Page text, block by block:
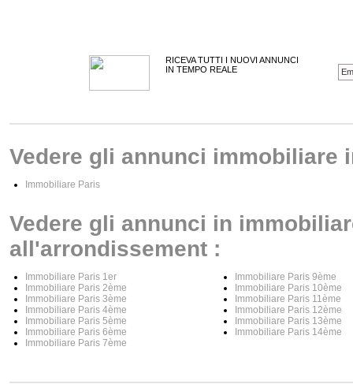
RICEVA TUTTI I NUOVI ANNUNCI
IN TEMPO REALE
Vedere gli annunci immobiliare
Immobiliare Paris
Vedere gli annunci in
all'arrondissement :
Immobiliare Paris 1er
Immobiliare Paris 2ème
Immobiliare Paris 3ème
Immobiliare Paris 4ème
Immobiliare Paris 5ème
Immobiliare Paris 6ème
Immobiliare Paris 7ème
Immobiliare Paris 9ème
Immobiliare Paris 10ème
Immobiliare Paris 11ème
Immobiliare Paris 12ème
Immobiliare Paris 13ème
Immobiliare Paris 14ème